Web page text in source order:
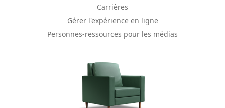
Carrières
Gérer l'expérience en ligne
Personnes-ressources pour les médias